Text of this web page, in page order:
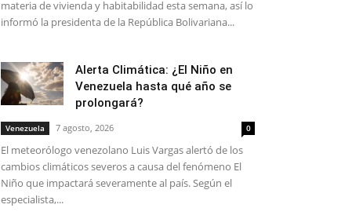
materia de vivienda y habitabilidad esta semana, así lo
informó la presidenta de la República Bolivariana...
Alerta Climática: ¿El Niño en
Venezuela hasta qué año se
prolongará?
Venezuela 7 agosto, 2026 0
El meteorólogo venezolano Luis Vargas alertó de los
cambios climáticos severos a causa del fenómeno El
Niño que impactará severamente al país. Según el
especialista,...